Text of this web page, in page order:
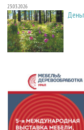
23.03.2026